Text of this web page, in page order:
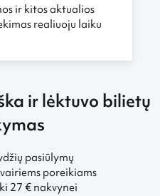
ir kitos aktualios
realiuoju laiku
ir lėktuvo bilietų
pasiūlymų
poreikiams
27 € nakvynei